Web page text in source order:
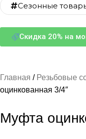
Сезонные
Скидка 20% на
Главная Резьбовые
оцинкованная 3/4″
Муфта